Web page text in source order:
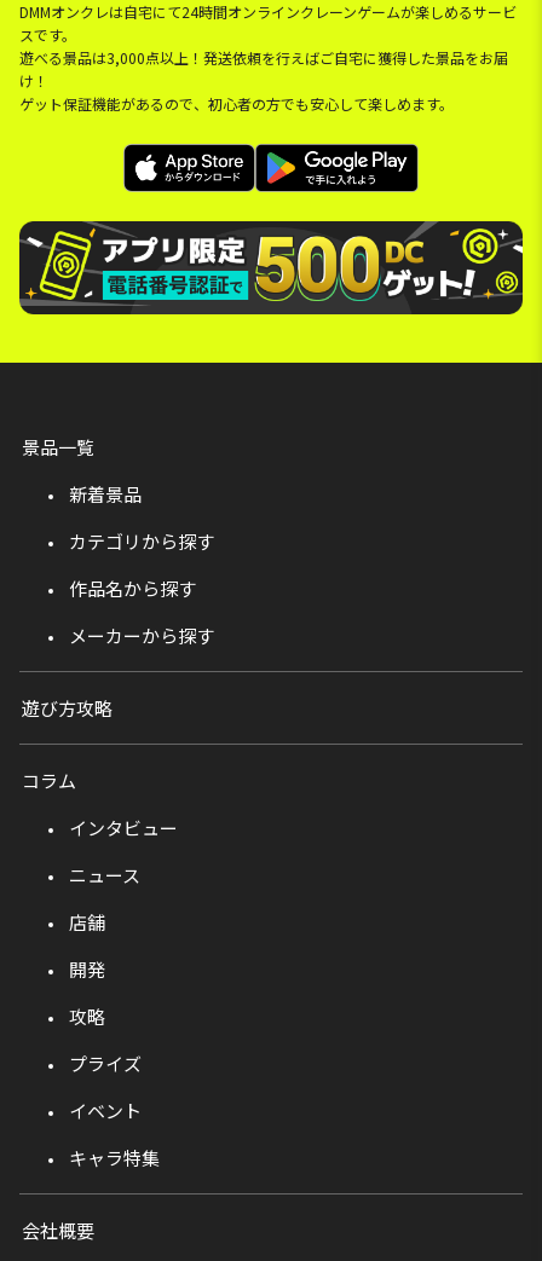
DMMオンクレは自宅にて24時間オンラインクレーンゲームが楽しめるサービ
スです。
遊べる景品は3,000点以上！発送依頼を行えばご自宅に獲得した景品をお届
け！
ゲット保証機能があるので、初心者の方でも安心して楽しめます。
景品一覧
新着景品
カテゴリから探す
作品名から探す
メーカーから探す
遊び方攻略
コラム
インタビュー
ニュース
店舗
開発
攻略
プライズ
イベント
キャラ特集
会社概要